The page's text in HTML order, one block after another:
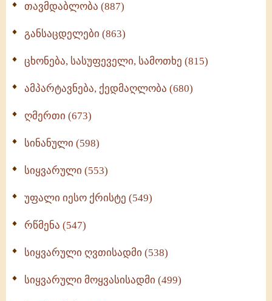
თავმდაბლობა (887)
განსაცდელები (863)
ცხონება, სასუფეველი, სამოთხე (815)
ამპარტავნება, ქედმაღლობა (680)
ღმერთი (673)
სინანული (598)
სიყვარული (553)
უფალი იესო ქრისტე (549)
რწმენა (547)
სიყვარული ღვთისადმი (538)
სიყვარული მოყვასისადმი (499)